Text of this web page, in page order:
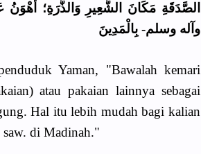
الصَّدَقَةِ مَكَانَ الشَّعِيرِ وَالذُّرَةِ؛
وآله وسلم- بِالْمَدِينَ
Yaman, "Bawalah kemari
atau pakaian lainnya sebagai
Hal itu lebih mudah bagi kalian
saw. di Madinah."